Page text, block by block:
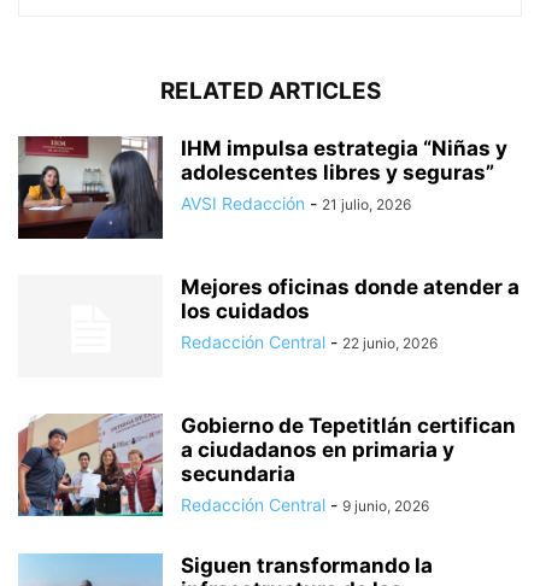
RELATED ARTICLES
IHM impulsa estrategia “Niñas y
adolescentes libres y seguras”
AVSI Redacción - 21 julio, 2026
Mejores oficinas donde atender a
los cuidados
Redacción Central - 22 junio, 2026
Gobierno de Tepetitlán certifican
a ciudadanos en primaria y
secundaria
Redacción Central - 9 junio, 2026
Siguen transformando la